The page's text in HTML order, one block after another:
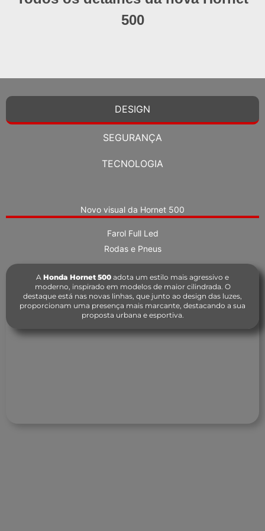
500
DESIGN
SEGURANÇA
TECNOLOGIA
Novo visual da Hornet 500
Farol Full Led
Rodas e Pneus
A Honda Hornet 500 adota um estilo mais agressivo e
moderno, inspirado em modelos de maior cilindrada. O
destaque está nas novas linhas, que junto ao design das luzes,
proporcionam uma presença mais marcante, destacando a sua
proposta urbana e esportiva.